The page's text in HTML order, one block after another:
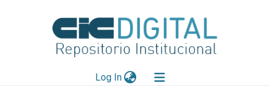
Log In(current)